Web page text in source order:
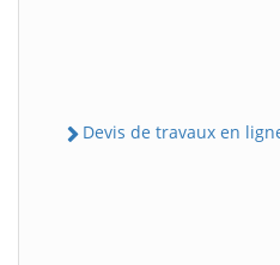
Devis de travaux en